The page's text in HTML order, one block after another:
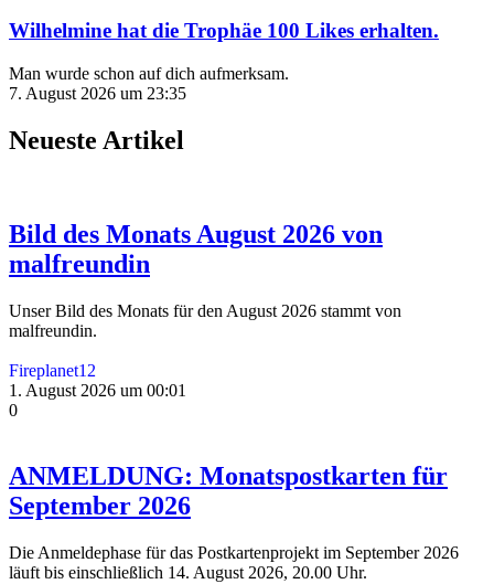
Wilhelmine hat die Trophäe 100 Likes erhalten.
Man wurde schon auf dich aufmerksam.
7. August 2026 um 23:35
Neueste Artikel
Bild des Monats August 2026 von
malfreundin
Unser Bild des Monats für den August 2026 stammt von
malfreundin.
Fireplanet12
1. August 2026 um 00:01
0
ANMELDUNG: Monatspostkarten für
September 2026
Die Anmeldephase für das Postkartenprojekt im September 2026
läuft bis einschließlich 14. August 2026, 20.00 Uhr.